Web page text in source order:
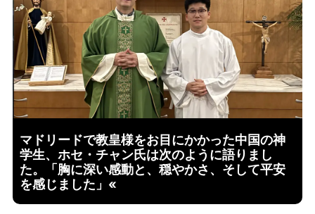
マドリードで教皇様をお目にかかった中国の神
学生、ホセ・チャン氏は次のように語りまし
た。「胸に深い感動と、穏やかさ、そして平安
を感じました」«